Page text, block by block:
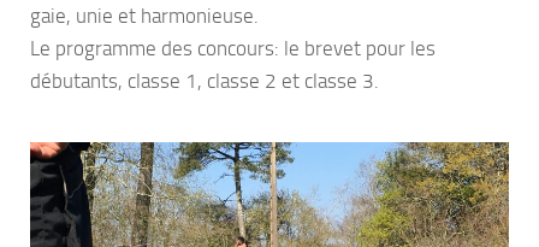
gaie, unie et harmonieuse.
Le programme des concours: le brevet pour les
débutants, classe 1, classe 2 et classe 3.